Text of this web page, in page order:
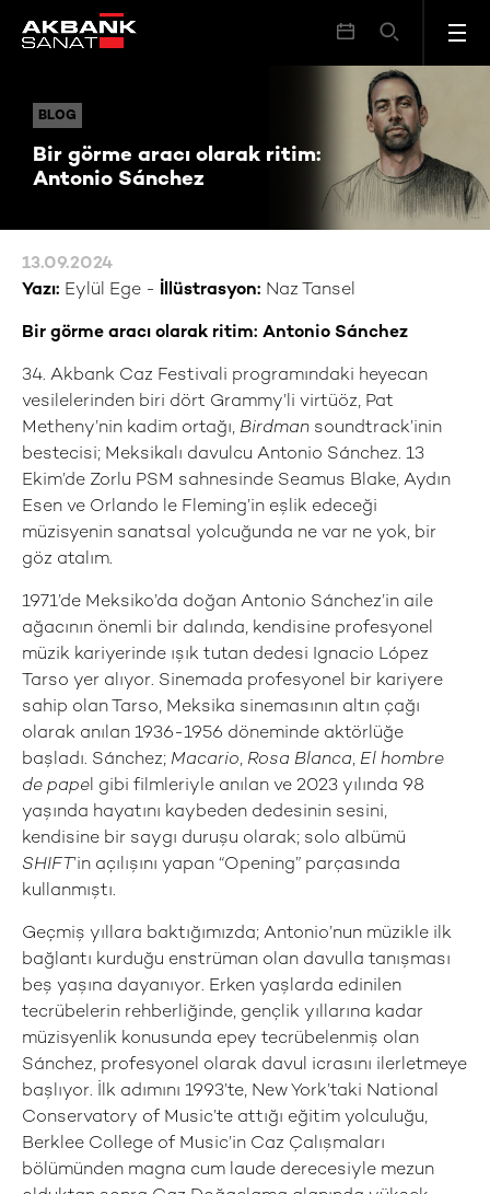
BLOG
Bir görme aracı olarak ritim:
Antonio Sánchez
BLOG Bir görme aracı olarak ritim: Antonio Sánchez
13.09.2024
Yazı: Eylül Ege - İllüstrasyon: Naz Tansel
Bir görme aracı olarak ritim: Antonio Sánchez
34. Akbank Caz Festivali programındaki heyecan
vesilelerinden biri dört Grammy’li virtüöz, Pat
Metheny’nin kadim ortağı, Birdman soundtrack’inin
bestecisi; Meksikalı davulcu Antonio Sánchez. 13
Ekim’de Zorlu PSM sahnesinde Seamus Blake, Aydın
Esen ve Orlando le Fleming’in eşlik edeceği
müzisyenin sanatsal yolcuğunda ne var ne yok, bir
göz atalım.
1971’de Meksiko’da doğan Antonio Sánchez’in aile
ağacının önemli bir dalında, kendisine profesyonel
müzik kariyerinde ışık tutan dedesi Ignacio López
Tarso yer alıyor. Sinemada profesyonel bir kariyere
sahip olan Tarso, Meksika sinemasının altın çağı
olarak anılan 1936-1956 döneminde aktörlüğe
başladı. Sánchez; Macario, Rosa Blanca, El hombre
de papel gibi filmleriyle anılan ve 2023 yılında 98
yaşında hayatını kaybeden dedesinin sesini,
kendisine bir saygı duruşu olarak; solo albümü
SHIFT ’in açılışını yapan “Opening” parçasında
kullanmıştı.
Geçmiş yıllara baktığımızda; Antonio’nun müzikle ilk
bağlantı kurduğu enstrüman olan davulla tanışması
beş yaşına dayanıyor. Erken yaşlarda edinilen
tecrübelerin rehberliğinde, gençlik yıllarına kadar
müzisyenlik konusunda epey tecrübelenmiş olan
Sánchez, profesyonel olarak davul icrasını ilerletmeye
başlıyor. İlk adımını 1993’te, New York’taki National
Conservatory of Music’te attığı eğitim yolculuğu,
Berklee College of Music’in Caz Çalışmaları
bölümünden magna cum laude derecesiyle mezun